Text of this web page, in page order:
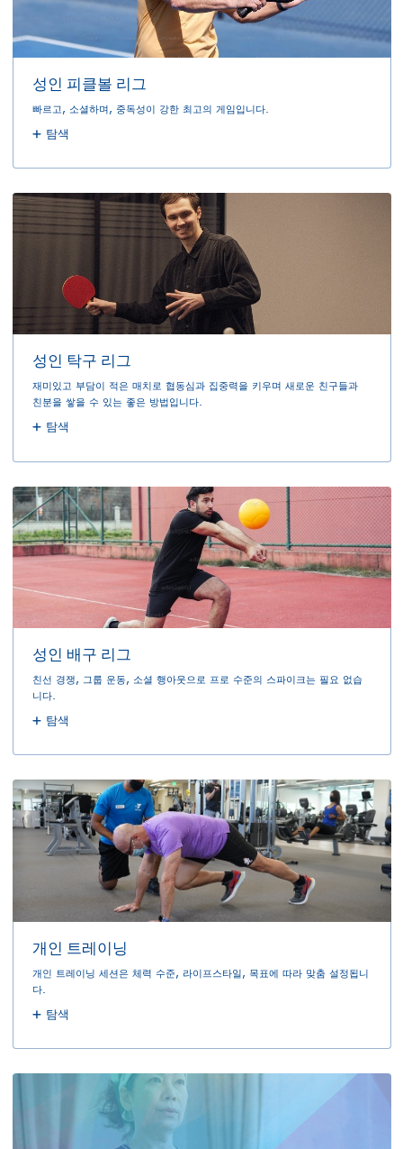
성인 피클볼 리그
빠르고, 소셜하며, 중독성이 강한 최고의 게임입니다.
탐색
성인 탁구 리그
재미있고 부담이 적은 매치로 협동심과 집중력을 키우며 새로운 친구들과
친분을 쌓을 수 있는 좋은 방법입니다.
탐색
성인 배구 리그
친선 경쟁, 그룹 운동, 소셜 행아웃으로 프로 수준의 스파이크는 필요 없습
니다.
탐색
개인 트레이닝
개인 트레이닝 세션은 체력 수준, 라이프스타일, 목표에 따라 맞춤 설정됩니
다.
탐색